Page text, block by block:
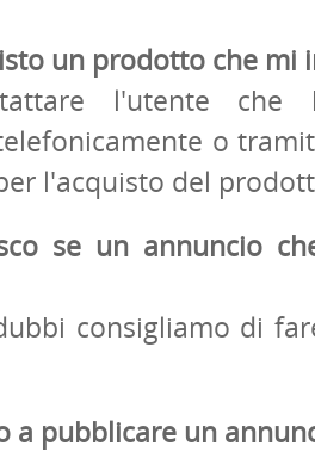
un prodotto che mi
l'utente che
o
l'acquisto del
se un annuncio
consigliamo di
a pubblicare un